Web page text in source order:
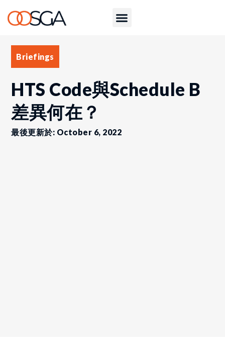
Briefings
HTS Code與Schedule B
差異何在？
最後更新於: October 6, 2022